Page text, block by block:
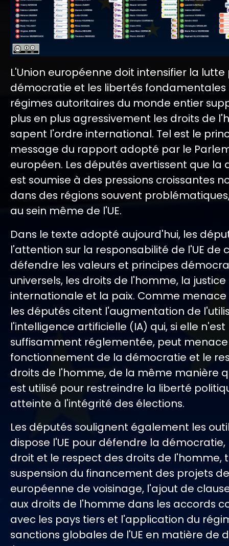
L'Union européenne doit intensifier la lutte
démocratie et les libertés fondamentales
régimes autoritaires du monde entier
plus en plus agressivement les droits de
sapent l'ordre international. Tel est le
message du rapport adopté par le
européen. Les députés avertissent que la
est soumise à des pressions croissantes
dans des régions souvent
au sein même de l'UE.
Dans le texte adopté aujourd'hui, les
l'attention sur la responsabilité de l'UE de
défendre les valeurs et principes
universels, les droits de l'homme, la justice
internationale et la paix. Comme
les députés citent l'augmentation de
l'intelligence artificielle (IA) qui, si elle n'est
suffisamment réglementée, peut
fonctionnement de la démocratie et le
droits de l'homme, de la même manière
est utilisé pour restreindre la liberté
atteinte à l'intégrité des élections.
Les députés soulignent également les
dispose l'UE pour défendre la démocratie,
droit et le respect des droits de l'homme,
suspension du financement des projets
européenne de voisinage, l'ajout de
aux droits de l'homme dans les accords
avec les pays tiers et l'application du
sanctions globales de l'UE en matière de